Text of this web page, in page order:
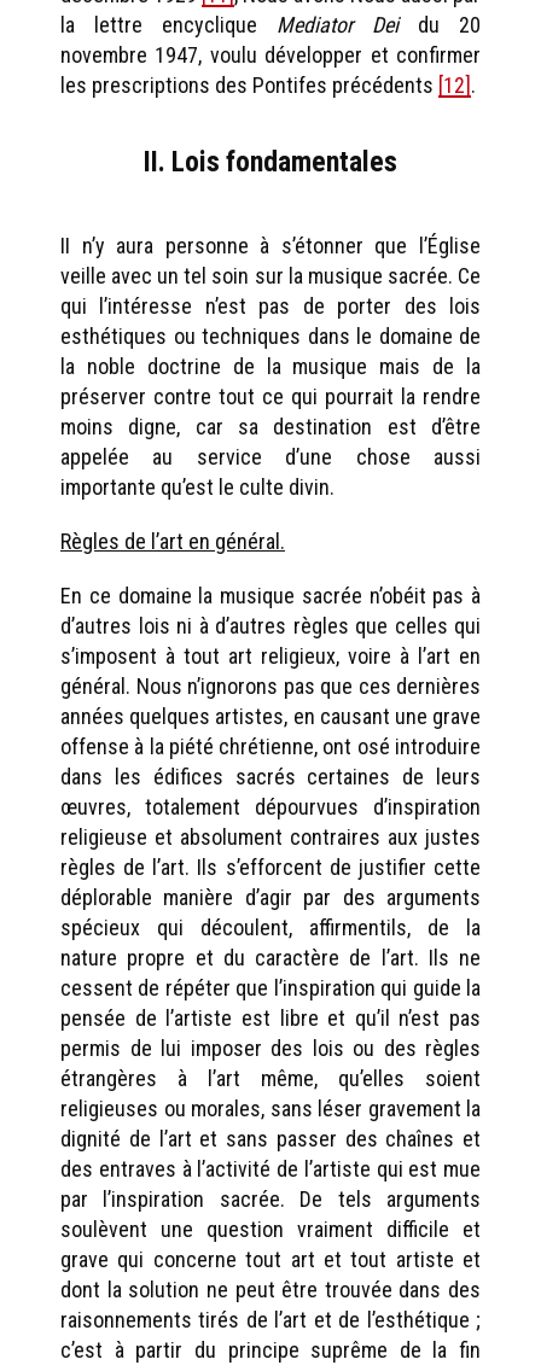
la lettre encyclique Mediator Deidu 20
novembre 1947, voulu développer et confirmer
les prescriptions des Pontifes précédents [12].
II. Lois fondamentales
II n’y aura personne à s’étonner que l’Église
veille avec un tel soin sur la musique sacrée. Ce
qui l’intéresse n’est pas de porter des lois
esthétiques ou techniques dans le domaine de
la noble doctrine de la musique mais de la
préserver contre tout ce qui pourrait la rendre
moins digne, car sa destination est d’être
appelée au service d’une chose aussi
importante qu’est le culte divin.
Règles de l’art en général.
En ce domaine la musique sacrée n’obéit pas à
d’autres lois ni à d’autres règles que celles qui
s’imposent à tout art religieux, voire à l’art en
général. Nous n’ignorons pas que ces dernières
années quelques artistes, en causant une grave
offense à la piété chrétienne, ont osé introduire
dans les édifices sacrés certaines de leurs
œuvres, totalement dépourvues d’inspiration
religieuse et absolument contraires aux justes
règles de l’art. Ils s’efforcent de justifier cette
déplorable manière d’agir par des arguments
spécieux qui découlent, affirmentils, de la
nature propre et du caractère de l’art. Ils ne
cessent de répéter que l’inspiration qui guide la
pensée de l’artiste est libre et qu’il n’est pas
permis de lui imposer des lois ou des règles
étrangères à l’art même, qu’elles soient
religieuses ou morales, sans léser gravement la
dignité de l’art et sans passer des chaînes et
des entraves à l’activité de l’artiste qui est mue
par l’inspiration sacrée. De tels arguments
soulèvent une question vraiment difficile et
grave qui concerne tout art et tout artiste et
dont la solution ne peut être trouvée dans des
raisonnements tirés de l’art et de l’esthétique ;
c’est à partir du principe suprême de la fin